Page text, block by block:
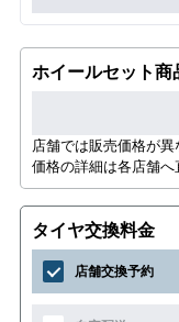
ホイールセット商
店舗では販売価格が異
価格の詳細は各店舗へ
タイヤ交換料金
店舗交換予約